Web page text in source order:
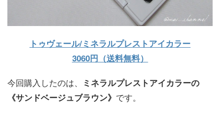
トゥヴェール/ミネラルプレストアイカラー
3060円（送料無料）
今回購入したのは、
ミネラルプレストアイカラーの
《サンドベージュブラウン》 です。